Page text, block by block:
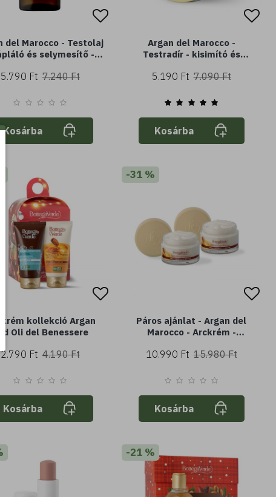
del Marocco - Testolaj
és selymesítő -
vagy száraz bőrre
5.790 Ft 7.240 Ft
Kosárba
Argan del Marocco -
Testradír - kisimító és
ml) - normál vagy száraz
5.190 Ft 7.090 Ft
Kosárba
kollekció Argan
Oli del Benessere
2.790 Ft 4.190 Ft
Kosárba
-31 %
Páros ajánlat - Argan del
Marocco - Arckrém -
argán olajjal (50 ml-50 ml) -
10.990 Ft 15.980 Ft
Kosárba
-21 %